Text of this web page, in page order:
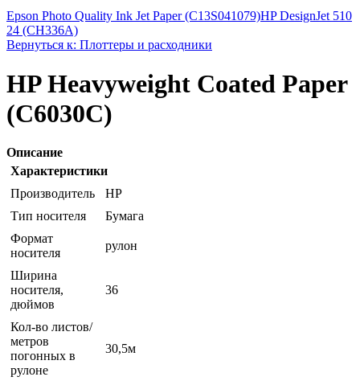
Epson Photo Quality Ink Jet Paper (C13S041079)HP DesignJet 510
24 (CH336A)
Вернуться к: Плоттеры и расходники
HP Heavyweight Coated Paper
(C6030C)
Описание
Характеристики
Производитель
HP
Тип носителя
Бумага
Формат
носителя
рулон
Ширина
носителя,
дюймов
36
Кол-во листов/
метров
погонных в
рулоне
30,5м